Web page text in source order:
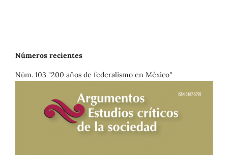
Números recientes
Núm. 103 "200 años de federalismo en México"